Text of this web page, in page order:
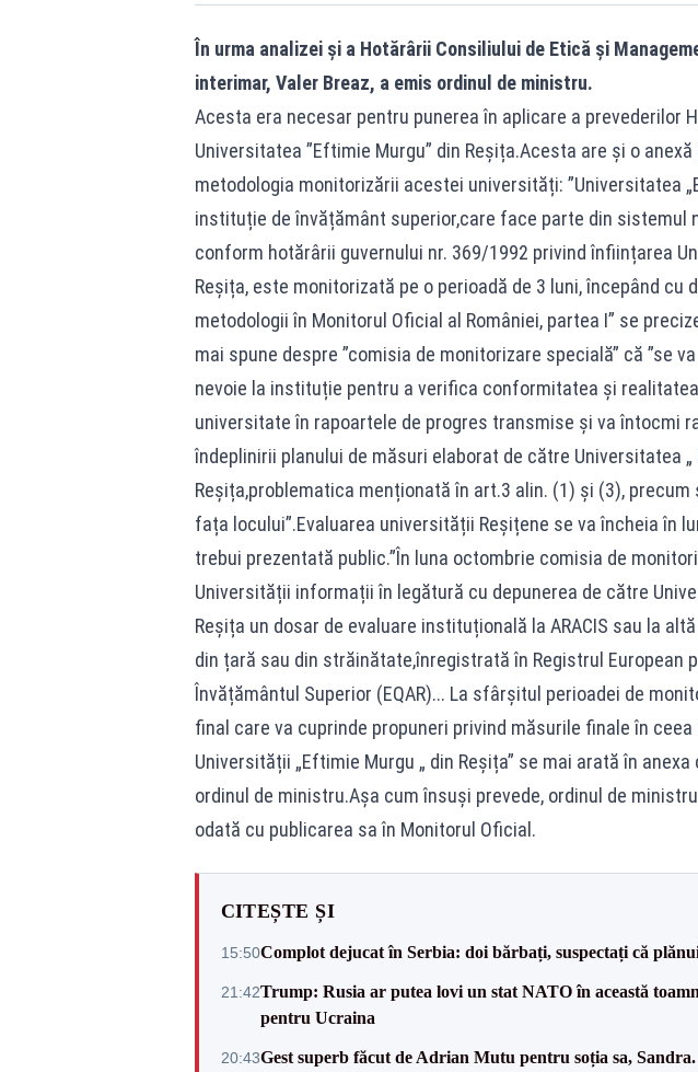
În urma analizei și a Hotărârii Consiliului de Etică și
interimar, Valer Breaz, a emis ordinul de ministru.
Acesta era necesar pentru punerea în aplicare a prevederilor
Universitatea ”Eftimie Murgu” din Reșița.Acesta are și o
metodologia monitorizării acestei universități: ”Universitatea
instituție de învățământ superior,care face parte din sistemul
conform hotărârii guvernului nr. 369/1992 privind înființarea
Reșița, este monitorizată pe o perioadă de 3 luni, începând cu
metodologii în Monitorul Oficial al României, partea I” se
mai spune despre ”comisia de monitorizare specială” că ”se
nevoie la instituție pentru a verifica conformitatea și
universitate în rapoartele de progres transmise și va întocmi
îndeplinirii planului de măsuri elaborat de către Universitatea „
Reșița,problematica menționată în art.3 alin. (1) și (3),
fața locului”.Evaluarea universității Reșițene se va încheia în
trebui prezentată public.”În luna octombrie comisia de
Universității informații în legătură cu depunerea de către
Reșița un dosar de evaluare instituțională la ARACIS sau la
din țară sau din străinătate,înregistrată în Registrul European
Învățământul Superior (EQAR)... La sfârșitul perioadei de
final care va cuprinde propuneri privind măsurile finale în
Universității „Eftimie Murgu „ din Reșița” se mai arată în
ordinul de ministru.Așa cum însuși prevede, ordinul de
odată cu publicarea sa în Monitorul Oficial.
CITEȘTE ȘI
15:50Complot dejucat în Serbia: doi bărbați, suspectați că
21:42Trump: Rusia ar putea lovi un stat NATO în această
pentru Ucraina
20:43Gest superb făcut de Adrian Mutu pentru soția sa,